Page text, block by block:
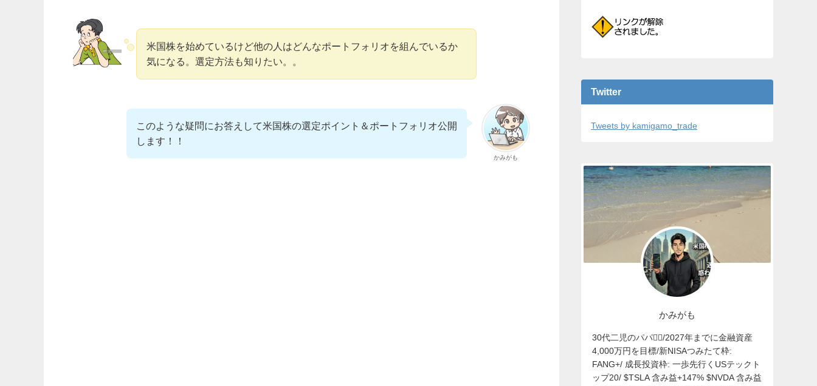
米国株を始めているけど他の人はどんなポートフォリオを組んでいるか
気になる。選定方法も知りたい。。
かみがも
このような疑問にお答えして米国株の選定ポイント＆ポートフォリオ公開
します！！
Twitter
Tweets by kamigamo_trade
かみがも
30代二児のパパ🙋‍♂️/2027年までに金融資産
4,000万円を目標/新NISAつみたて枠:
FANG+/ 成長投資枠: 一歩先行くUSテックト
ップ20/ $TSLA 含み益+147% $NVDA 含み益